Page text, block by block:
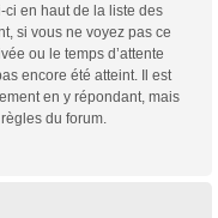
en haut de la liste des
si vous ne voyez pas ce
ou le temps d’attente
encore été atteint. Il est
en y répondant, mais
du forum.